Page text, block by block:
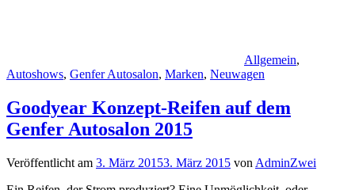
Allgemein,
Autoshows, Genfer Autosalon, Marken, Neuwagen
Goodyear Konzept-Reifen auf dem
Genfer Autosalon 2015
Veröffentlicht am 3. März 20153. März 2015 von AdminZwei